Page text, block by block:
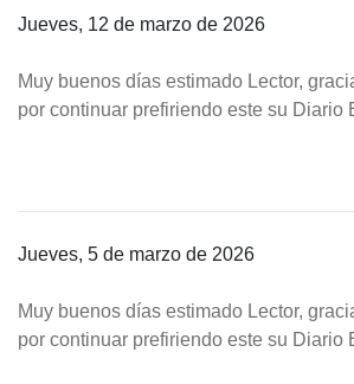
Jueves, 12 de marzo de 2026
Muy buenos días estimado Lector,
por continuar prefiriendo este su Diario
Jueves, 5 de marzo de 2026
Muy buenos días estimado Lector,
por continuar prefiriendo este su Diario